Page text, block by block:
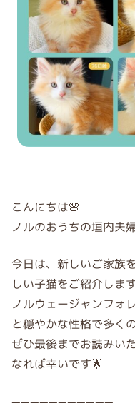
こんにちは🌸
ノルのおうちの垣内夫
今日は、新しいご家族
しい子猫をご紹介します
ノルウェージャンフォ
と穏やかな性格で多く
ぜひ最後までお読みい
なれば幸いです🌟
———————————